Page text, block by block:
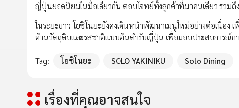
ญี่ปุ่นยอดนิยมในมื้อเดียวกัน ตอบโจทย์ทั้งลูกค้าที่มาคนเดียว รวม
ในระยะยาว โยชิโนยะยังคงเดินหน้าพัฒนาเมนูใหม่อย่างต่อเนื่อง
ด้านวัตถุดิบและรสชาติแบบต้นตำรับญี่ปุ่น เพื่อมอบประสบการณ์ก
Tag: โยชิโนยะ SOLO YAKINIKU Solo Dining
เรื่องที่คุณอาจสนใจ